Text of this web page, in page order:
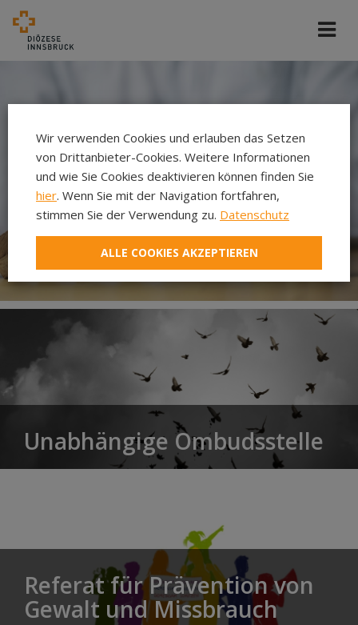
Unabhängige Ombudsstelle
Referat für Prävention von
Gewalt und Missbrauch
Wir verwenden Cookies und erlauben das Setzen
von Drittanbieter-Cookies. Weitere Informationen
und wie Sie Cookies deaktivieren können finden Sie
hier. Wenn Sie mit der Navigation fortfahren,
stimmen Sie der Verwendung zu. Datenschutz
ALLE COOKIES AKZEPTIEREN